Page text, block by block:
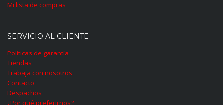
Mi lista de compras
SERVICIO AL CLIENTE
Políticas de garantía
Tiendas
Trabaja con nosotros
Contacto
Despachos
¿Por qué preferirnos?